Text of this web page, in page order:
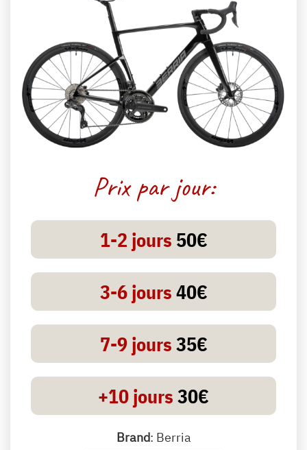
Prix par jour:
1-2 jours 50€
3-6 jours40€
7-9 jours35€
+10 jours30€
Brand: Berria